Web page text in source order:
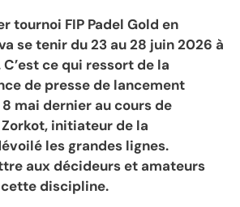
tournoi FIP Padel Gold en
se tenir du 23 au 28 juin 2026 à
ce qui ressort de la
de presse de lancement
mai dernier au cours de
initiateur de la
les grandes lignes.
aux décideurs et amateurs
cette discipline.